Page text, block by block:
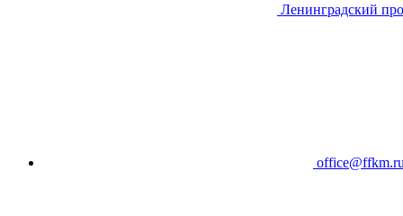
Ленинградский
office@ffkm.ru